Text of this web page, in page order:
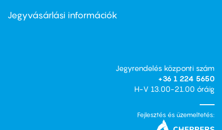
second
Jegyvásárlási információk
Jegyrendelés központi szám
+36 1 224 5650
H-V 13.00-21.00 óráig
Fejlesztés és üzemeltetés: